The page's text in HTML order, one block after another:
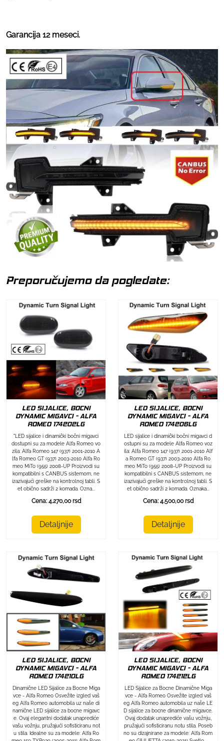
Garancija 12 meseci.
Preporučujemo da pogledate:
LED SIJALICE, BOCNI
DYNAMIC MIGAVCI - ALFA
ROMEO 174202LG
"LED sijalice i dinamički bočni migavci
dostupni su za modele Alfa Romeo vo
zila: Alfa Romeo 147 (937) 2001-2010 A
lfa Romeo GT (937) 2003-2010 Alfa Ro
meo MiTo (955) 2008-UP Proizvodi su
kompatibilni s CANBUS sistemom, ne
izazivajući greške na kontrolnoj tabli. S
et obično sadrži 2 komada. Ozna...
Cena: 4.270,00 rsd
Detaljnije
LED SIJALICE, BOCNI
DYNAMIC MIGAVCI - ALFA
ROMEO 174206LG
LED sijalice i dinamički bočni migavci d
ostupni su za modele Alfa Romeo voz
ila: Alfa Romeo 147 (937) 2001-2010 Alf
a Romeo GT (937) 2003-2010 Alfa Ro
meo MiTo (955) 2008-UP Proizvodi su
kompatibilni s CANBUS sistemom, ne
izazivajući greške na kontrolnoj tabli. S
et obično sadrži 2 komada. Oznaka...
Cena: 4.500,00 rsd
Detaljnije
LED SIJALICE, BOCNI
DYNAMIC MIGAVCI - ALFA
ROMEO 174210LG
Dinamične LED Sijalice za Bocne Miga
vce - Alfa Romeo Osvežite izgled vaš
eg Alfa Romeo automobila uz naše di
namične LED sijalice za bocne migavc
e. Ovaj elegantni dodatak unaprediće
vašu vožnju, pružajući sofisticiranu not
u stila. Idealne su za modele: Alfa Ro
LED SIJALICE, BOCNI
DYNAMIC MIGAVCI - ALFA
ROMEO 174212LG
LED Sijalice za Bocne Dinamične Miga
vce - Alfa Romeo Osvežite izgled vaš
eg Alfa Romeo automobila uz naše LE
D sijalice za bocne dinamične migavce.
Ovaj dodatak unaprediće vašu vožnju,
pružajući sofisticiranu notu stila. Poseb
no su dizajnirane za modele: Alfa Rom